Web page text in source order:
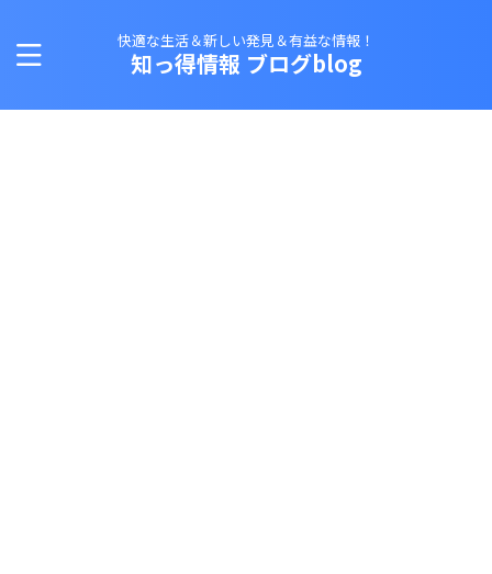
快適な生活＆新しい発見＆有益な情報！
知っ得情報 ブログblog